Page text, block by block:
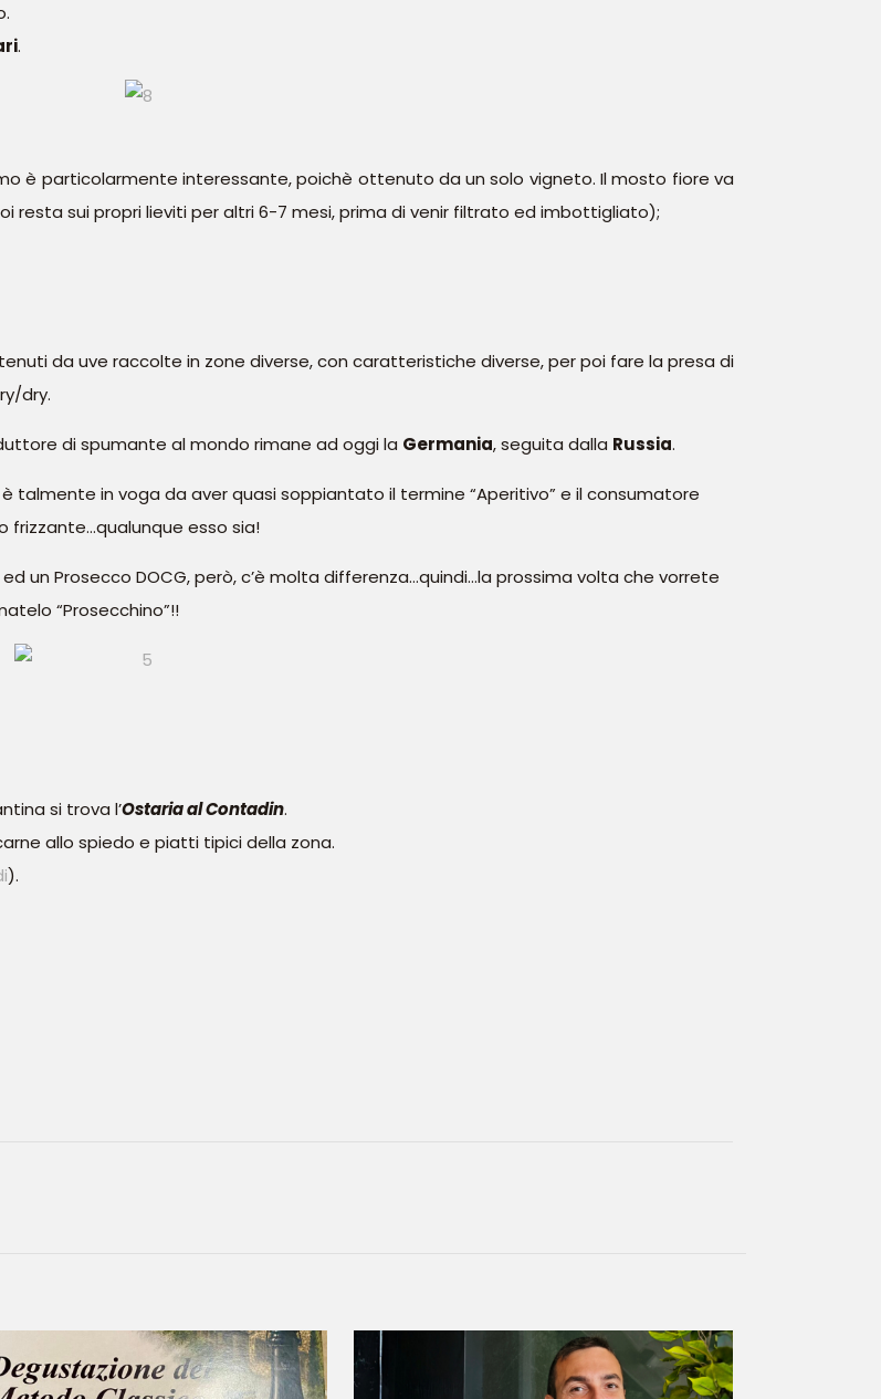
.
è particolarmente interessante, poichè ottenuto da un solo vigneto. Il mosto fiore va
sui propri lieviti per altri 6-7 mesi, prima di venir filtrato ed imbottigliato);
da uve raccolte in zone diverse, con caratteristiche diverse, per poi fare la presa di
dry.
di spumante al mondo rimane ad oggi la Germania, seguita dalla Russia.
talmente in voga da aver quasi soppiantato il termine “Aperitivo” e il consumatore
frizzante…qualunque esso sia!
un Prosecco DOCG, però, c’è molta differenza…quindi…la prossima volta che vorrete
“Prosecchino”!!
si trova l’Ostaria al Contadin.
allo spiedo e piatti tipici della zona.
).